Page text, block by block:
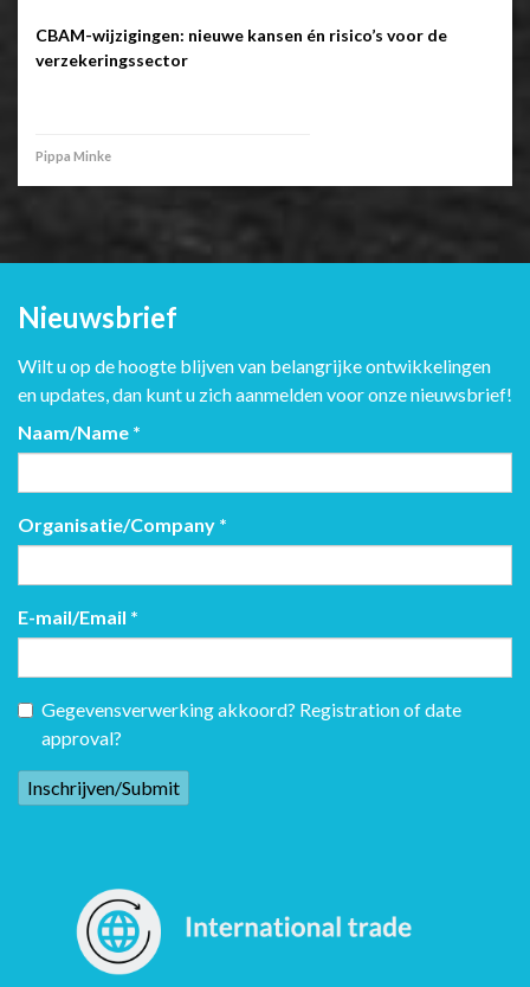
CBAM-wijzigingen: nieuwe kansen én risico’s voor de
verzekeringssector
Pippa Minke
Nieuwsbrief
Wilt u op de hoogte blijven van belangrijke ontwikkelingen
en updates, dan kunt u zich aanmelden voor onze nieuwsbrief!
Naam/Name *
Organisatie/Company *
E-mail/Email *
Gegevensverwerking akkoord? Registration of date
approval?